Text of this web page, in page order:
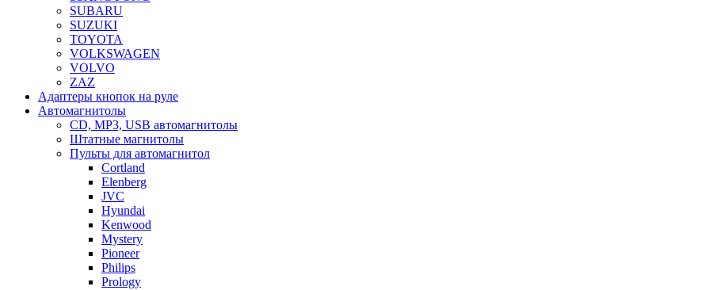
SUBARU
SUZUKI
TOYOTA
VOLKSWAGEN
VOLVO
ZAZ
Адаптеры кнопок на руле
Автомагнитолы
CD, MP3, USB автомагнитолы
Штатные магнитолы
Пульты для автомагнитол
Cortland
Elenberg
JVC
Hyundai
Kenwood
Mystery
Pioneer
Philips
Prology